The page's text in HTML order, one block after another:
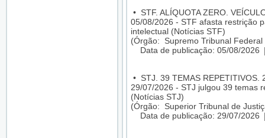
• STF. ALÍQUOTA ZERO.
05/08/2026 - STF afasta restrição
intelectual (Notícias STF)
(Órgão: Supremo Tribunal Federal
Data de publicação: 05/08/2026
• STJ. 39 TEMAS REPETITIVOS.
29/07/2026 - STJ julgou 39 temas
(Notícias STJ)
(Órgão: Superior Tribunal de
Data de publicação: 29/07/2026